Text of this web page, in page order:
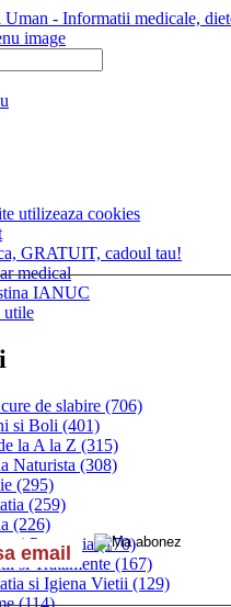
- Informatii medicale,
utilizeaza cookies
GRATUIT, cadoul tau!
medical
IANUC
de slabire (706)
si Boli (401)
la A la Z (315)
Naturista (308)
(295)
(259)
(226)
si Preventia(170)
si Tratamente (167)
si Igiena Vietii (129)
(114)